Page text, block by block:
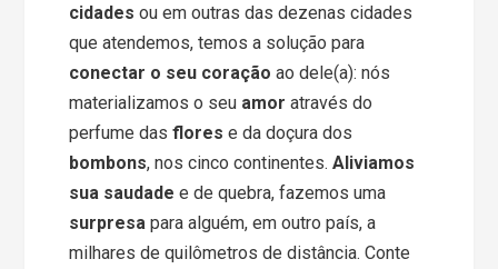
cidades ou em outras das dezenas cidades
que atendemos, temos a solução para
conectar o seu coração ao dele(a): nós
materializamos o seu amor através do
perfume dasflores e da doçura dos
bombons, nos cinco continentes.Aliviamos
sua saudade e de quebra, fazemos uma
surpresa para alguém, em outro país, a
milhares de quilômetros de distância. Conte